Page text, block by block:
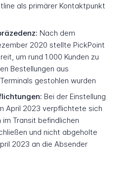
als primärer Kontaktpunkt
Nach dem
2020 stellte PickPoint
um rund 1.000 Kunden zu
Bestellungen aus
gestohlen wurden
Bei der Einstellung
April 2023 verpflichtete sich
im Transit befindlichen
und nicht abgeholte
2023 an die Absender